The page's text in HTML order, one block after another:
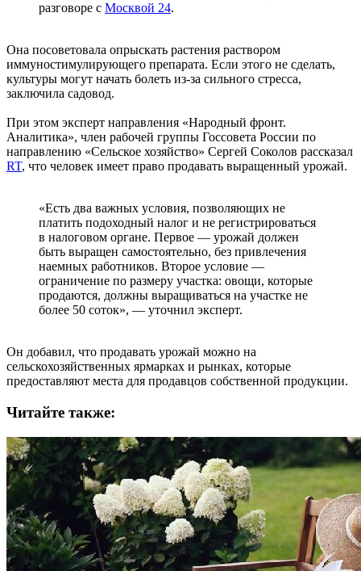
разговоре с Москвой 24.
Она посоветовала опрыскать растения раствором
иммуностимулирующего препарата. Если этого не сделать,
культуры могут начать болеть из-за сильного стресса,
заключила садовод.
При этом эксперт направления «Народный фронт.
Аналитика», член рабочей группы Госсовета России по
направлению «Сельское хозяйство» Сергей Соколов рассказал
RT, что человек имеет право продавать выращенный урожай.
«Есть два важных условия, позволяющих не
платить подоходный налог и не регистрироваться
в налоговом органе. Первое — урожай должен
быть выращен самостоятельно, без привлечения
наемных работников. Второе условие —
ограничение по размеру участка: овощи, которые
продаются, должны выращиваться на участке не
более 50 соток», — уточнил эксперт.
Он добавил, что продавать урожай можно на
сельскохозяйственных ярмарках и рынках, которые
предоставляют места для продавцов собственной продукции.
Читайте также: